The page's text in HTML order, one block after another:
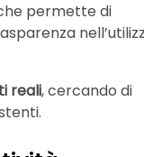
permette di
reali, cercando di